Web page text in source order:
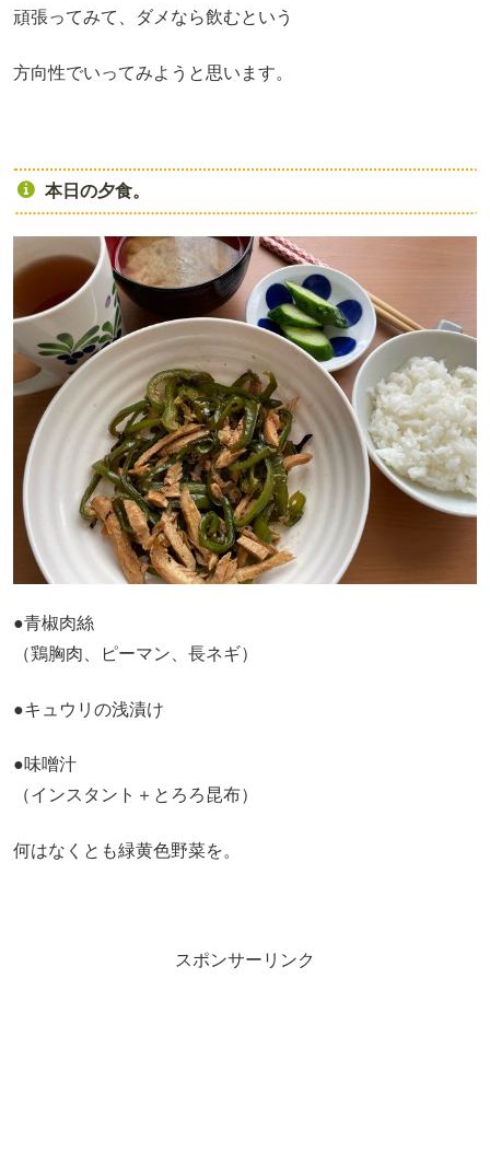
頑張ってみて、ダメなら飲むという
方向性でいってみようと思います。
本日の夕食。
●青椒肉絲
（鶏胸肉、ピーマン、長ネギ）
●キュウリの浅漬け
●味噌汁
（インスタント＋とろろ昆布）
何はなくとも緑黄色野菜を。
スポンサーリンク